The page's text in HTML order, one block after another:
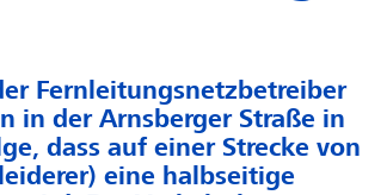
Fernleitungsnetzbetreiber
in der Arnsberger Straße in
dass auf einer Strecke von
eine halbseitige